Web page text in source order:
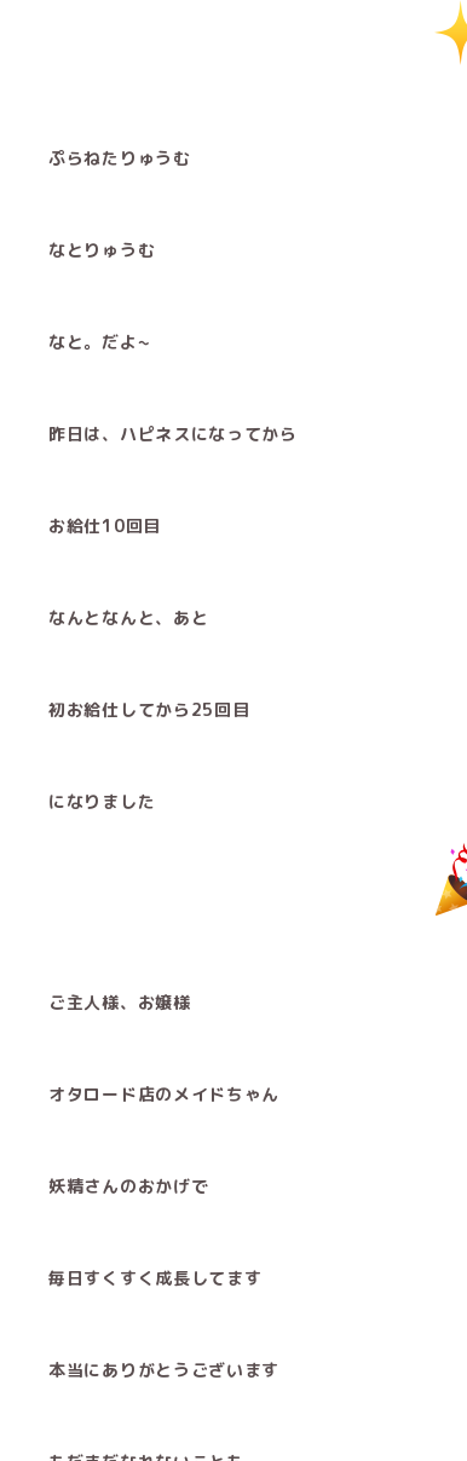
ぷらねたりゅうむ
なとりゅうむ
なと。だよ~
昨日は、ハピネスになってから
お給仕10回目
なんとなんと、あと
初お給仕してから25回目
になりました
ご主人様、お嬢様
オタロード店のメイドちゃん
妖精さんのおかげで
毎日すくすく成長してます
本当にありがとうございます